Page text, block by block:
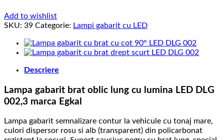
Add to wishlist
SKU: 39 Categorie: Lampi gabarit cu LED
Descriere
Lampa gabarit brat oblic lung cu lumina LED DLG
002,3 marca Egkal
Lampa gabarit semnalizare contur la vehicule cu tonaj mare,
culori dispersor rosu si alb (transparent) din policarbonat